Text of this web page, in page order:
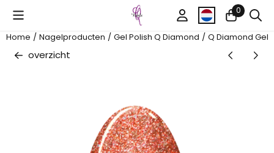
Cookievoorkeuren zijn beschikbaar. Kies instellingen of sta
0
Home / Nagelproducten / Gel Polish Q Diamond / Q Diamond Gel
overzicht